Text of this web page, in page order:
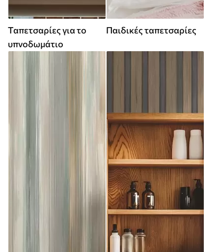
Ταπετσαρίες για το
υπνοδωμάτιο
Παιδικές ταπετσαρίες